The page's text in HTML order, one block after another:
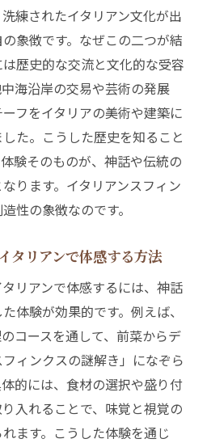
練されたイタリアン文化が出
象徴です。なぜこの二つが結
歴史的な交流と文化的な受容
海沿岸の交易や芸術の発展
フをイタリアの美術や建築に
た。こうした歴史を知ること
験そのものが、神話や伝統の
ります。イタリアンスフィン
性の象徴なのです。
タリアンで体感する方法
リアンで体感するには、神話
体験が効果的です。例えば、
コースを通して、前菜からデ
ィンクスの謎解き」になぞら
的には、食材の選択や盛り付
入れることで、味覚と視覚の
ます。こうした体験を通じ